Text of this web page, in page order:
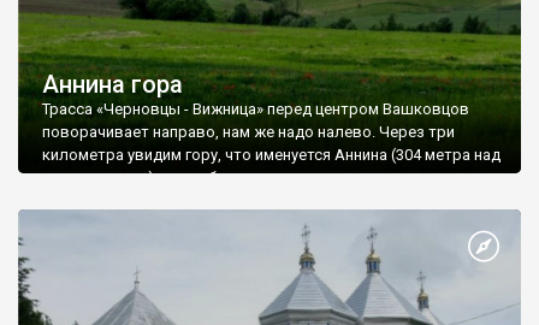
Аннина гора
Трасса «Черновцы - Вижница» перед центром Вашковцов
поворачивает направо, нам же надо налево. Через три
километра увидим гору, что именуется Аннина (304 метра над
уровнем моря), с серебряными куполами монастырских